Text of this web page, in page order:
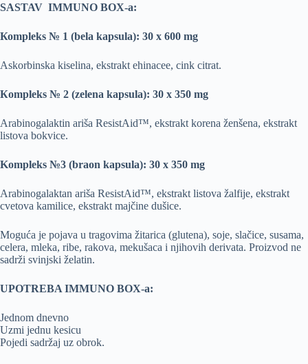
SASTAV IMMUNO BOX-a:
Коmpleks № 1 (bela kapsula): 30 x 600 mg
Askorbinska kiselina, ekstrakt ehinacee, cink citrat.
Кompleks № 2 (zelena kapsula): 30 x 350 mg
Arabinogalaktin ariša ResistAid™, ekstrakt korena ženšena, ekstrakt
listova bokvice.
Kompleks №3 (braon kapsula): 30 x 350 mg
Arabinogalaktan ariša ResistAid™, ekstrakt listova žalfije, ekstrakt
cvetova kamilice, ekstrakt majčine dušice.
Moguća je pojava u tragovima žitarica (glutena), soje, slačice, susama,
celera, mleka, ribe, rakova, mekušaca i njihovih derivata. Proizvod ne
sadrži svinjski želatin.
UPOTREBA IMMUNO BOX-a:
Jednom dnevno
Uzmi jednu kesicu
Pojedi sadržaj uz obrok.